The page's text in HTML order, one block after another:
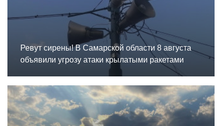
Ревут сирены! В Самарской области 8 августа
объявили угрозу атаки крылатыми ракетами